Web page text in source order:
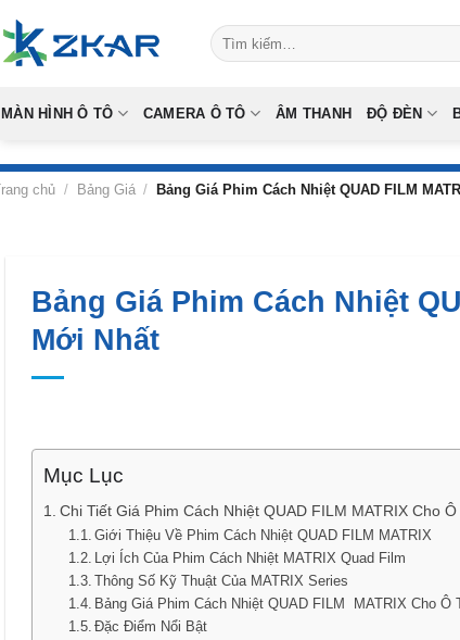
to
content
Tìm
kiếm:
MÀN HÌNH Ô TÔ CAMERA Ô TÔ ÂM THANH ĐỘ ĐÈN
chủ / Bảng Giá / Bảng Giá Phim Cách Nhiệt QUAD FILM
Bảng Giá Phim Cách Nhiệt
Mới Nhất
Mục Lục
Chi Tiết Giá Phim Cách Nhiệt QUAD FILM MATRIX Cho
Giới Thiệu Về Phim Cách Nhiệt QUAD FILM MATRIX
Lợi Ích Của Phim Cách Nhiệt MATRIX Quad Film
Thông Số Kỹ Thuật Của MATRIX Series
Bảng Giá Phim Cách Nhiệt QUAD FILM MATRIX Cho Ô
Đặc Điểm Nổi Bật